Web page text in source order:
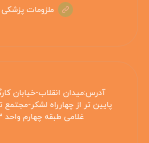
ملزومات پزشکی
آدرس:میدان انقلاب-خیابان
پایین تر از چهارراه لشکر-مجتمع
غلامی طبقه چهارم واحد ۱۴۳